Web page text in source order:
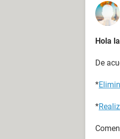
Hola
De
*
*